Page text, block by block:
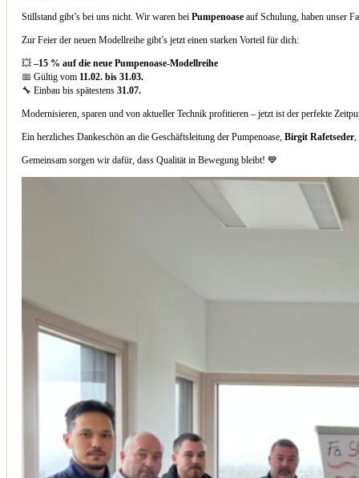
Stillstand gibt’s bei uns nicht. Wir waren beiPumpenoase auf Schulung, haben unser
Zur Feier der neuen Modellreihe gibt’s jetzt einen starken Vorteil für dich:
💥–15 % auf die neue Pumpenoase-Modellreihe
📅 Gültig vom 11.02. bis 31.03.
🔧 Einbau bis spätestens31.07.
Modernisieren, sparen und von aktueller Technik profitieren – jetzt ist der perfekte
Ein herzliches Dankeschön an die Geschäftsleitung der Pumpenoase,Birgit Rafetseder
Gemeinsam sorgen wir dafür, dass Qualität in Bewegung bleibt! 💙